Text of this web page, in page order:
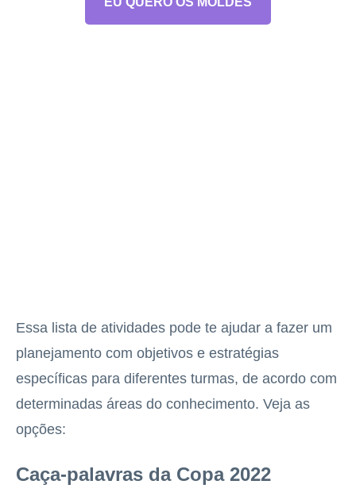
Essa lista de atividades pode te ajudar a fazer um
planejamento com objetivos e estratégias
específicas para diferentes turmas, de acordo com
determinadas áreas do conhecimento. Veja as
opções:
Caça-palavras da Copa 2022